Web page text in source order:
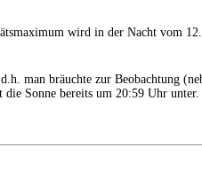
wird in der Nacht vom
man bräuchte zur Beobachtung
Sonne bereits um 20:59 Uhr unter.